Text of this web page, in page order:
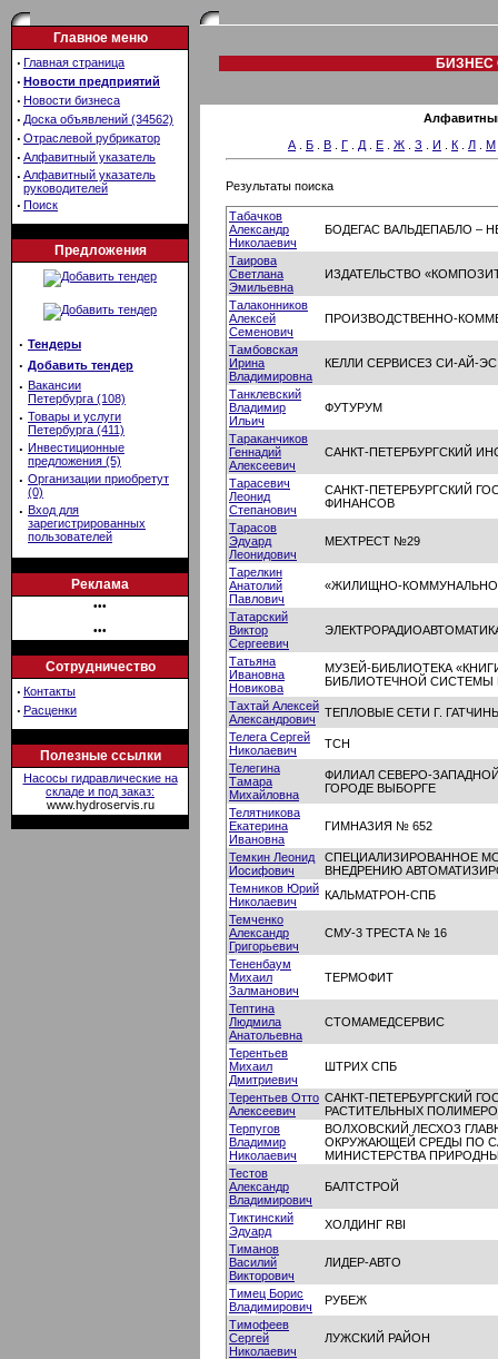
Главное меню
· Главная страница
· Новости предприятий
· Новости бизнеса
· Доска объявлений (34562)
· Отраслевой рубрикатор
· Алфавитный указатель
· Алфавитный указатель
руководителей
· Поиск
Предложения
· Тендеры
· Добавить тендер
· Вакансии
Петербурга (108)
· Товары и услуги
Петербурга (411)
· Инвестиционные
предложения (5)
· Организации приобретут
(0)
· Вход для
зарегистрированных
пользователей
Реклама
•••
•••
Сотрудничество
· Контакты
· Расценки
Полезные ссылки
Насосы гидравлические на
складе и под заказ:
www.hydroservis.ru
БИЗНЕС
А
Б В Г Д Е Ж З И К Л М
Результаты поиска
Табачков
Александр
Николаевич
БОДЕГАС ВАЛЬДЕПАБЛО –
Таирова
Светлана
Эмильевна
ИЗДАТЕЛЬСТВО
Талаконников
Алексей
Семенович
ПРОИЗВОДСТВЕННО-
Тамбовская
Ирина
Владимировна
КЕЛЛИ СЕРВИСЕЗ СИ-АЙ-ЭС
Танклевский
Владимир
Ильич
ФУТУРУМ
Тараканчиков
Геннадий
Алексеевич
САНКТ-ПЕТЕРБУРГСКИЙ
Тарасевич
Леонид
Степанович
САНКТ-ПЕТЕРБУРГСКИЙ
ФИНАНСОВ
Тарасов
Эдуард
Леонидович
МЕХТРЕСТ №29
Тарелкин
Анатолий
Павлович
«ЖИЛИЩНО-
Татарский
Виктор
Сергеевич
Татьяна
Ивановна
Новикова
МУЗЕЙ-БИБЛИОТЕКА
БИБЛИОТЕЧНОЙ СИСТЕМЫ
Тахтай Алексей
Александрович
ТЕПЛОВЫЕ СЕТИ Г.
Телега Сергей
Николаевич
ТСН
Телегина
Тамара
Михайловна
ФИЛИАЛ СЕВЕРО-
ГОРОДЕ ВЫБОРГЕ
Телятникова
Екатерина
Ивановна
ГИМНАЗИЯ № 652
Темкин Леонид
Иосифович
СПЕЦИАЛИЗИРОВАННОЕ
ВНЕДРЕНИЮ
Темников Юрий
Николаевич
КАЛЬМАТРОН-СПБ
Темченко
Александр
Григорьевич
СМУ-3 ТРЕСТА № 16
Тененбаум
Михаил
Залманович
ТЕРМОФИТ
Тептина
Людмила
Анатольевна
СТОМАМЕДСЕРВИС
Терентьев
Михаил
Дмитриевич
ШТРИХ СПБ
Терентьев Отто
Алексеевич
САНКТ-ПЕТЕРБУРГСКИЙ
РАСТИТЕЛЬНЫХ
Терпугов
Владимир
Николаевич
ВОЛХОВСКИЙ ЛЕСХОЗ
ОКРУЖАЮЩЕЙ СРЕДЫ ПО
МИНИСТЕРСТВА
Тестов
Александр
Владимирович
БАЛТСТРОЙ
Тиктинский
Эдуард
ХОЛДИНГ RBI
Тиманов
Василий
Викторович
ЛИДЕР-АВТО
Тимец Борис
Владимирович
РУБЕЖ
Тимофеев
Сергей
Николаевич
ЛУЖСКИЙ РАЙОН